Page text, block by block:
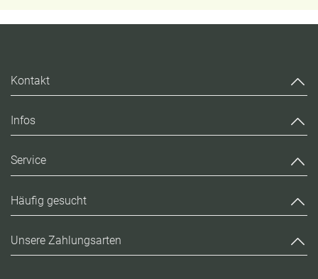
Kontakt
Infos
Service
Häufig gesucht
Unsere Zahlungsarten